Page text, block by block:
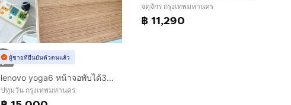
ผู้ขายที่ยืนยันตัวตนแล้ว
lenovo yoga6 หน้าจอพับได้360 ใช้งานน้อยมากก
ปทุมวัน กรุงเทพมหานคร
จตุจักร กรุงเทพมหานคร
฿ 11,290